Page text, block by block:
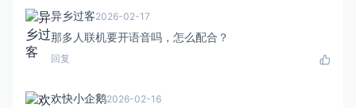
异乡过客2026-02-17
那多人联机要开语音吗，怎么配合？
回复
欢快小企鹅2026-02-16